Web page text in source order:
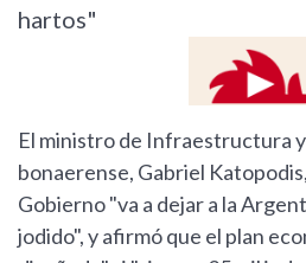
hartos"
El ministro de Infraestructura
bonaerense, Gabriel
Gobierno "va a dejar a la
jodido", y afirmó que el plan